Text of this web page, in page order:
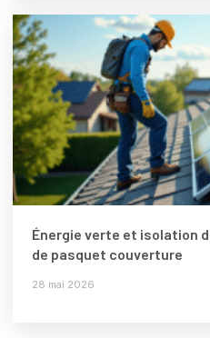
Énergie verte et isolation
de pasquet couverture
28 mai 2026